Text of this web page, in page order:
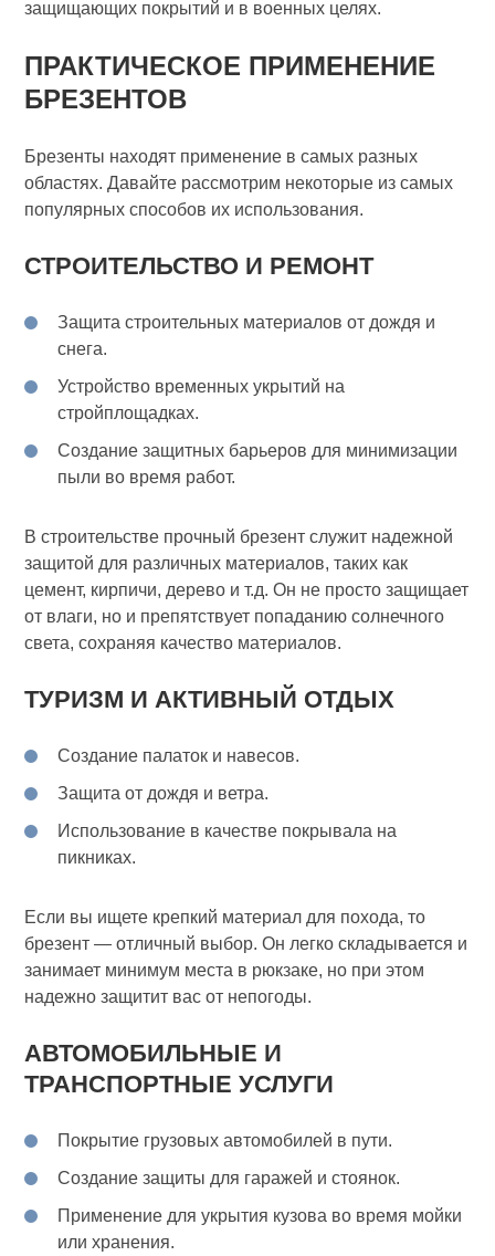
защищающих покрытий и в военных целях.
ПРАКТИЧЕСКОЕ ПРИМЕНЕНИЕ
БРЕЗЕНТОВ
Брезенты находят применение в самых разных
областях. Давайте рассмотрим некоторые из самых
популярных способов их использования.
СТРОИТЕЛЬСТВО И РЕМОНТ
Защита строительных материалов от дождя и
снега.
Устройство временных укрытий на
стройплощадках.
Создание защитных барьеров для минимизации
пыли во время работ.
В строительстве прочный брезент служит надежной
защитой для различных материалов, таких как
цемент, кирпичи, дерево и т.д. Он не просто защищает
от влаги, но и препятствует попаданию солнечного
света, сохраняя качество материалов.
ТУРИЗМ И АКТИВНЫЙ ОТДЫХ
Создание палаток и навесов.
Защита от дождя и ветра.
Использование в качестве покрывала на
пикниках.
Если вы ищете крепкий материал для похода, то
брезент — отличный выбор. Он легко складывается и
занимает минимум места в рюкзаке, но при этом
надежно защитит вас от непогоды.
АВТОМОБИЛЬНЫЕ И
ТРАНСПОРТНЫЕ УСЛУГИ
Покрытие грузовых автомобилей в пути.
Создание защиты для гаражей и стоянок.
Применение для укрытия кузова во время мойки
или хранения.